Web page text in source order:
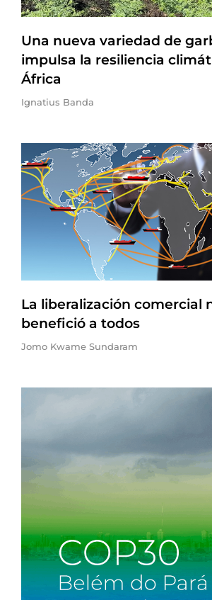
Una nueva variedad de
impulsa la resiliencia
África
Ignatius Banda
La liberalización comercial
benefició a todos
Jomo Kwame Sundaram